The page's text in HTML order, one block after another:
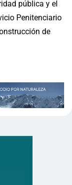
pública y el
Penitenciario
de